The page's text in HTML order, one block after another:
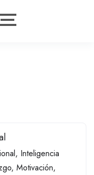
, Inteligencia
, Motivación,